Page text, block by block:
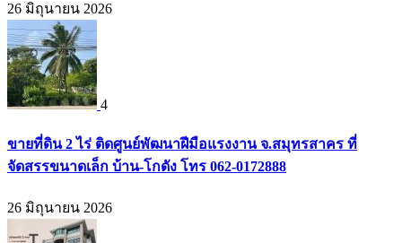
26 มิถุนายน 2026
4
ขายที่ดิน 2 ไร่ ติดศูนย์พัฒนาฝีมือแรงงาน จ.สมุทรสาคร ที่
จัดสรรขนาดเล็ก บ้าน-โกดัง โทร 062-0172888
26 มิถุนายน 2026